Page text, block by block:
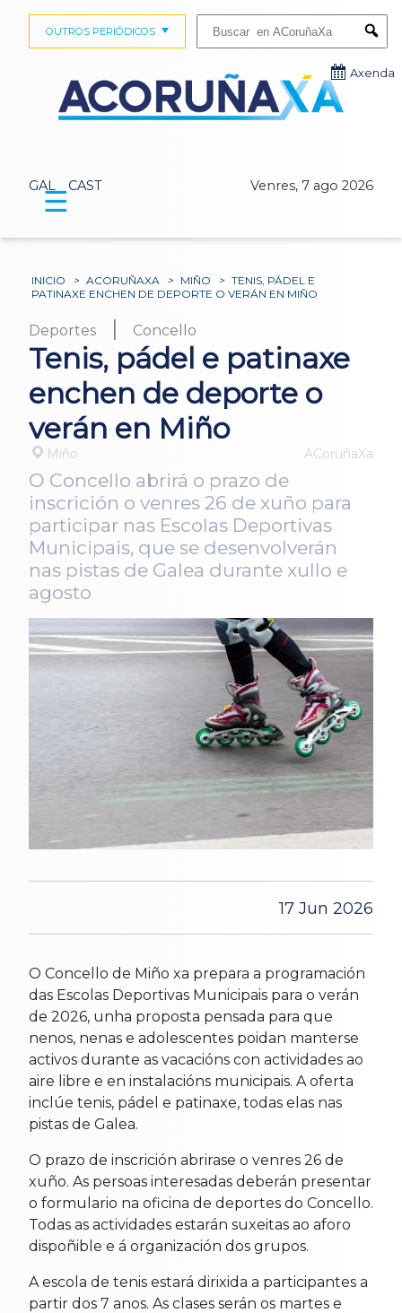
GAL CAST Venres, 7 ago 2026
OUTROS PERIÓDICOS
Axenda
☰
INICIO > ACORUÑAXA > MIÑO > TENIS, PÁDEL E
PATINAXE ENCHEN DE DEPORTE O VERÁN EN MIÑO
Deportes | Concello
Tenis, pádel e patinaxe
enchen de deporte o
verán en Miño
Miño ACoruñaXa
O Concello abrirá o prazo de
inscrición o venres 26 de xuño para
participar nas Escolas Deportivas
Municipais, que se desenvolverán
nas pistas de Galea durante xullo e
agosto
17 Jun 2026
O Concello de Miño xa prepara a programación
das Escolas Deportivas Municipais para o verán
de 2026, unha proposta pensada para que
nenos, nenas e adolescentes poidan manterse
activos durante as vacacións con actividades ao
aire libre e en instalacións municipais. A oferta
inclúe tenis, pádel e patinaxe, todas elas nas
pistas de Galea.
O prazo de inscrición abrirase o venres 26 de
xuño. As persoas interesadas deberán presentar
o formulario na oficina de deportes do Concello.
Todas as actividades estarán suxeitas ao aforo
dispoñible e á organización dos grupos.
A escola de tenis estará dirixida a participantes a
partir dos 7 anos. As clases serán os martes e